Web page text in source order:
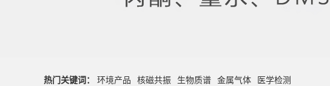
热门关键词： 环境产品 核磁共振 生物质谱 金属气体 医学检测